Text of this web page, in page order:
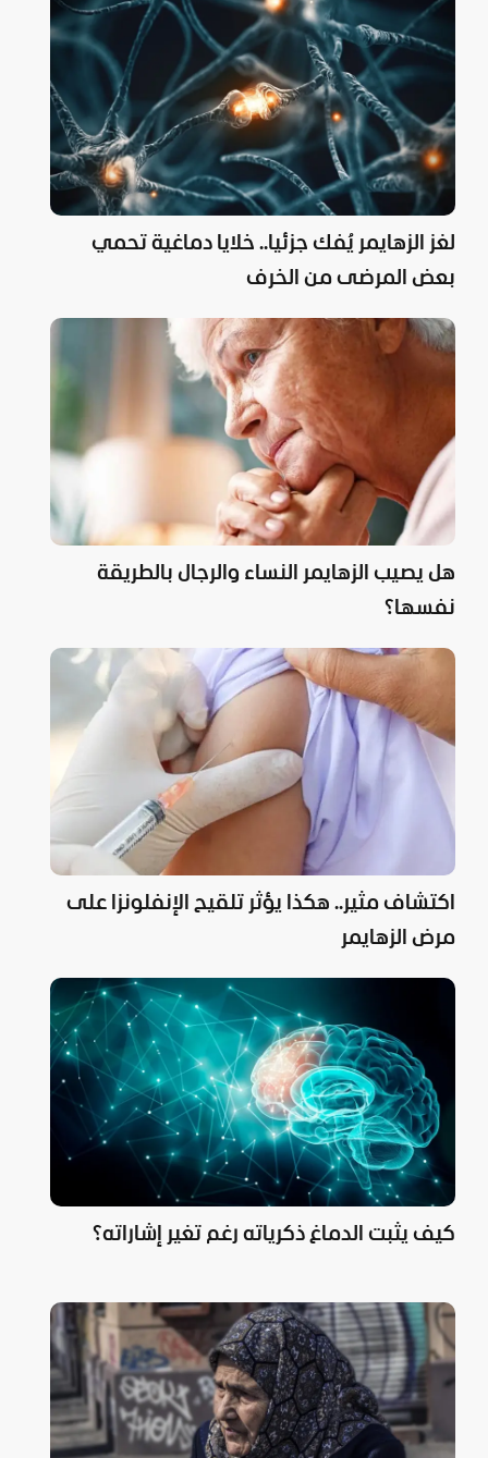
لغز الزهايمر يُفك جزئيا.. خلايا دماغية تحمي
بعض المرضى من الخرف
هل يصيب الزهايمر النساء والرجال بالطريقة
نفسها؟
اكتشاف مثير.. هكذا يؤثر تلقيح الإنفلونزا على
مرض الزهايمر
كيف يثبت الدماغ ذكرياته رغم تغير إشاراته؟